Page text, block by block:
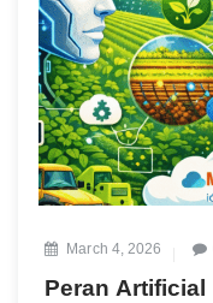
March 4, 2026
Peran